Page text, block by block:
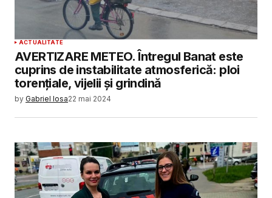
ACTUALITATE
AVERTIZARE METEO. Întregul Banat este
cuprins de instabilitate atmosferică: ploi
torențiale, vijelii și grindină
by Gabriel Iosa22 mai 2024